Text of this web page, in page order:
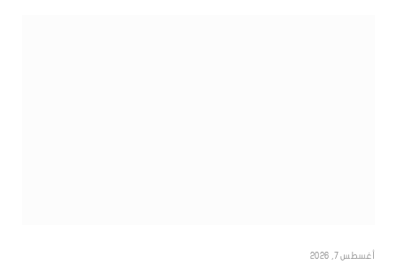
أغسطس 7, 2026